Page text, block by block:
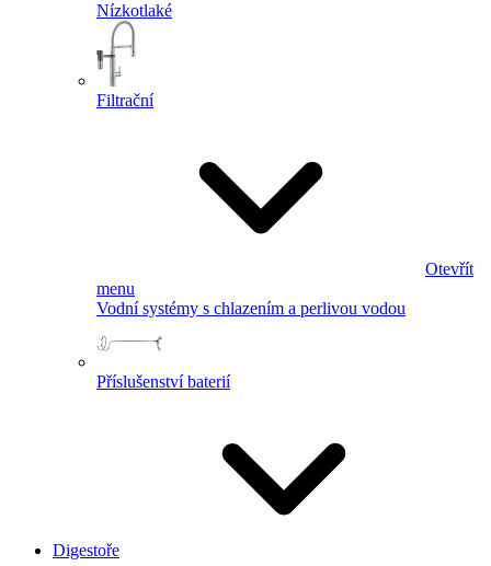
Nízkotlaké
Filtrační
Otevřít
menu
Vodní systémy s chlazením a perlivou vodou
Příslušenství baterií
Digestoře